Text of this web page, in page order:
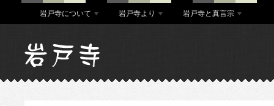
岩戸寺について 岩戸寺より 岩戸寺と真言宗